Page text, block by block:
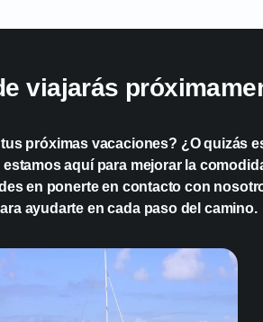
¿Puedo
¿La
exploran
Guatemala?
viajarás
próximas vacaciones? ¿O quizás
aquí para mejorar la
en ponerte en contacto con
ayudarte en cada paso del camino.